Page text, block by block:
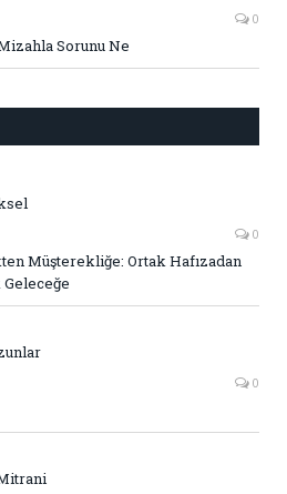
0
Sorunu Ne
0
Müşterekliğe: Ortak Hafızadan
0